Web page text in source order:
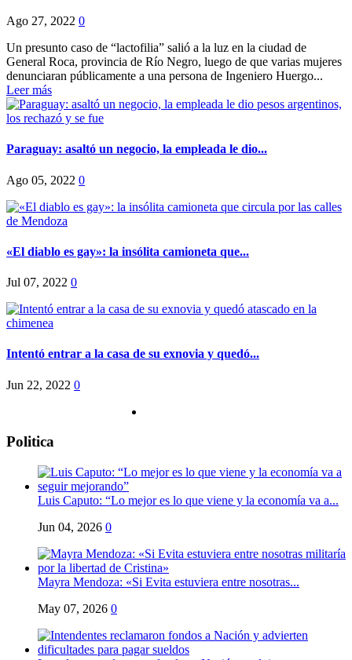
Ago 27, 2022 0
Un presunto caso de “lactofilia” salió a la luz en la ciudad de
General Roca, provincia de Río Negro, luego de que varias mujeres
denunciaran públicamente a una persona de Ingeniero Huergo...
Leer más
Paraguay: asaltó un negocio, la empleada le dio...
Ago 05, 2022 0
«El diablo es gay»: la insólita camioneta que...
Jul 07, 2022 0
Intentó entrar a la casa de su exnovia y quedó...
Jun 22, 2022 0
Politica
Luis Caputo: “Lo mejor es lo que viene y la economía va a...
Jun 04, 2026 0
Mayra Mendoza: «Si Evita estuviera entre nosotras...
May 07, 2026 0